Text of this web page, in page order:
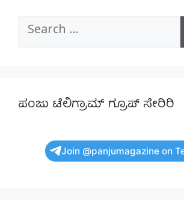
Search
ಪಂಜು ಟೆಲಿಗ್ರಾಮ್ ಗ್ರೂಪ್ ಸೇರಿರಿ
Join @panjumagazine on